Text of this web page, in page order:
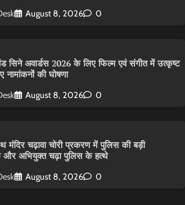
August 8, 2026 0
सिने अवार्डस 2026 के लिए फिल्म एवं संगीत में उत्कृष्ट
नामांकनों की घोषणा
August 8, 2026 0
मंदिर चढ़ावा चोरी प्रकरण में पुलिस की बड़ी
और अभियुक्त चढ़ा पुलिस के हत्थे
August 8, 2026 0